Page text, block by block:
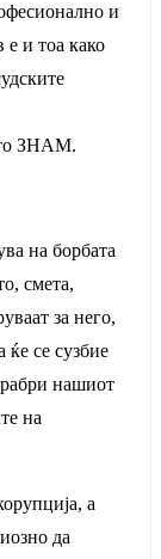
и
е и тоа како
ЗНАМ.
на борбата
смета,
за него,
ќе се сузбие
нашиот
на
а
да